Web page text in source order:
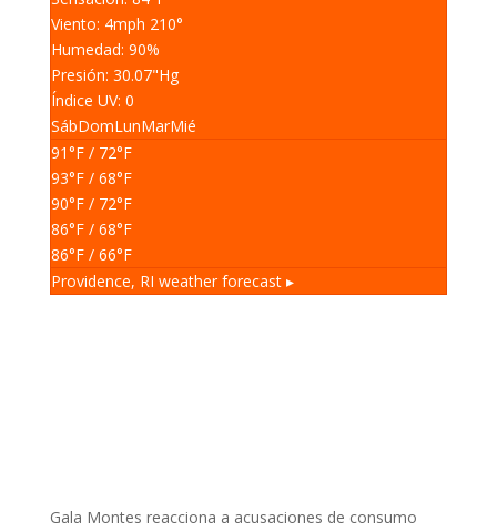
Viento: 4mph 210°
Humedad: 90%
Presión: 30.07"Hg
Índice UV: 0
SábDomLunMarMié
91°F/ 72°F
93°F/ 68°F
90°F/ 72°F
86°F/ 68°F
86°F/ 66°F
Providence, RI weather forecast ▸
Gala Montes reacciona a acusaciones de consumo